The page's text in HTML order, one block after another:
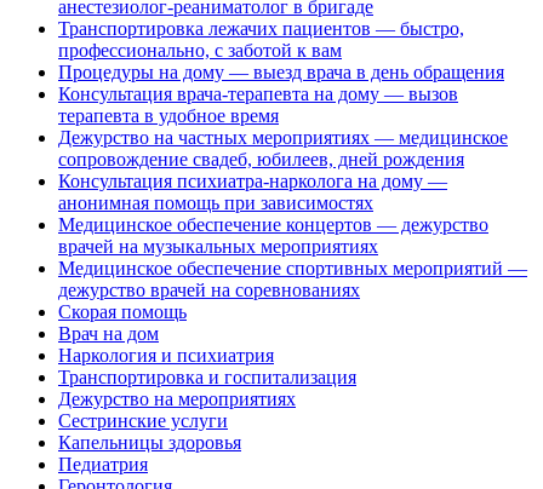
анестезиолог-реаниматолог в бригаде
Транспортировка лежачих пациентов — быстро,
профессионально, с заботой к вам
Процедуры на дому — выезд врача в день обращения
Консультация врача-терапевта на дому — вызов
терапевта в удобное время
Дежурство на частных мероприятиях — медицинское
сопровождение свадеб, юбилеев, дней рождения
Консультация психиатра-нарколога на дому —
анонимная помощь при зависимостях
Медицинское обеспечение концертов — дежурство
врачей на музыкальных мероприятиях
Медицинское обеспечение спортивных мероприятий —
дежурство врачей на соревнованиях
Cкорая помощь
Врач на дом
Наркология и психиатрия
Транспортировка и госпитализация
Дежурство на мероприятиях
Сестринские услуги
Капельницы здоровья
Педиатрия